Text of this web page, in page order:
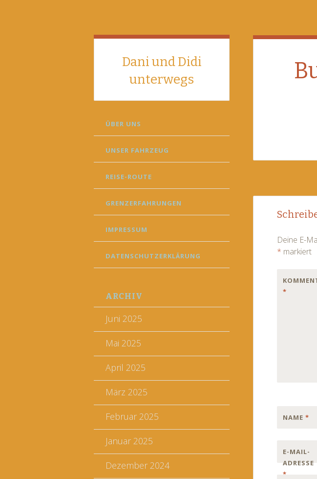
Dani und Didi
unterwegs
SKIP
TO
ÜBER UNS
UNSER FAHRZEUG
REISE-ROUTE
GRENZERFAHRUNGEN
IMPRESSUM
DATENSCHUTZERKLÄRUNG
ARCHIV
Juni 2025
Mai 2025
April 2025
März 2025
Februar 2025
Januar 2025
Dezember 2024
Post
Deine E-
* markiert
*
NAME*
E-MAIL-
ADRESSE
*